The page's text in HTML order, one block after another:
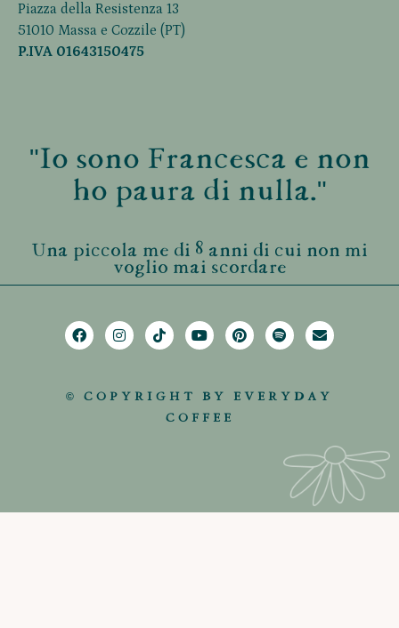
Piazza della Resistenza 13
51010 Massa e Cozzile (PT)
P.IVA 01643150475
"Io sono Francesca e non
ho paura di nulla."
Una piccola me di 8 anni di cui non mi
voglio mai scordare
© COPYRIGHT BY EVERYDAY
COFFEE